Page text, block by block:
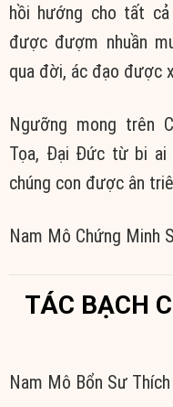
hồi hướng cho tất
được đượm nhuần
qua đời, ác đạo được
Ngưỡng mong trên
Tọa, Đại Đức từ bi ai
chúng con được ân
Nam Mô Chứng Minh
TÁC BẠCH
Nam Mô Bổn Sư